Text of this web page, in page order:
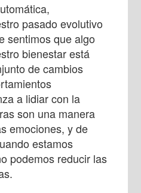
pasado evolutivo
sentimos que algo
bienestar está
de cambios
a lidiar con la
son una manera
emociones, y de
estamos
podemos reducir las